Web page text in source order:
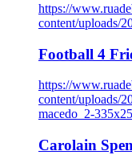
https://
content/uploads/
Football 4
https://
content/uploads/
macedo_2-
Carolain